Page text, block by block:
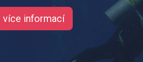
více informací